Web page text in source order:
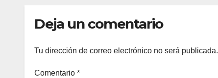
Deja un comentario
Tu dirección de correo electrónico no será publicada.
Comentario *